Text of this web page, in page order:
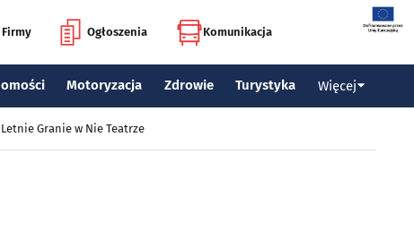
Firmy Ogłoszenia Komunikacja
Motoryzacja Zdrowie Turystyka Więcej
Letnie Granie w Nie Teatrze